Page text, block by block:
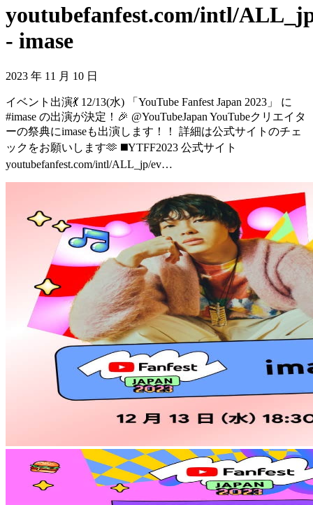
youtubefanfest.com/intl/
- imase
2023 年 11 月 10 日
イベント出演💃 12/13(水) 「YouTube Fanfest Japan 2023」 に
#imase の出演が決定！🎉 @YouTubeJapan YouTubeクリエイタ
ーの祭典にimaseも出演します！！ 詳細は公式サイトのチェ
ックをお願いします🫶 ◼️YTFF2023 公式サイト
youtubefanfest.com/intl/ALL_jp/ev…